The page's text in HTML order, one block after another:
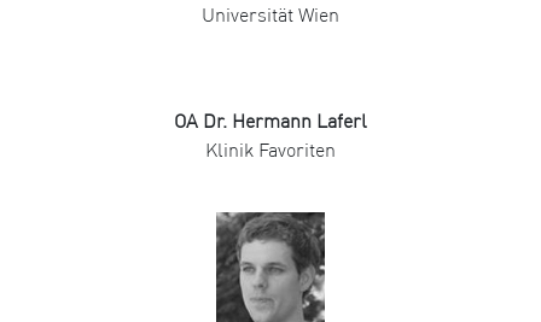
Universität Wien
OA Dr. Hermann Laferl
Klinik Favoriten